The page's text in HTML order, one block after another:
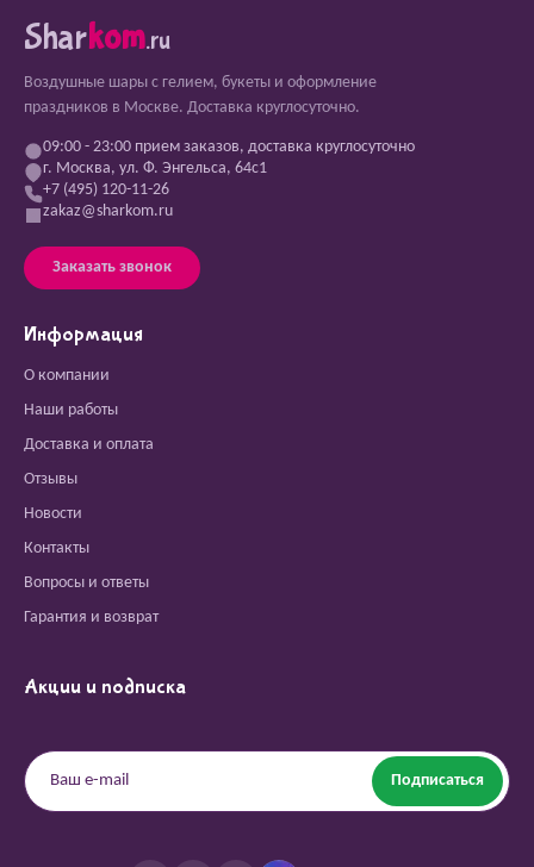
Sharkom.ru
Воздушные шары с гелием, букеты и оформление
праздников в Москве. Доставка круглосуточно.
09:00 - 23:00 прием заказов, доставка круглосуточно
г. Москва, ул. Ф. Энгельса, 64с1
+7 (495) 120-11-26
zakaz@sharkom.ru
Заказать звонок
Информация
О компании
Наши работы
Доставка и оплата
Отзывы
Новости
Контакты
Вопросы и ответы
Гарантия и возврат
Акции и подписка
Подписаться